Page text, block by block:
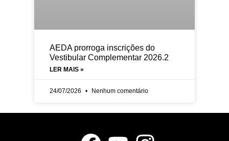
AEDA prorroga inscrições do
Vestibular Complementar 2026.2
LER MAIS »
24/07/2026 Nenhum comentário